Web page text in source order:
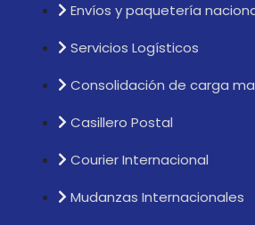
Envíos y paquetería
Servicios Logísticos
Consolidación de carga
Casillero Postal
Courier Internacional
Mudanzas Internacionales